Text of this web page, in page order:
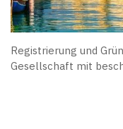
Registrierung und
Gesellschaft mit